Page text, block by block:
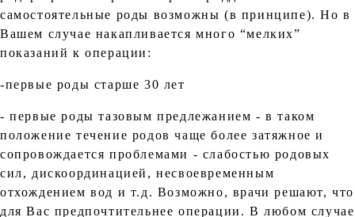
самостоятельные роды возможны (в принципе). Но в
Вашем случае накапливается много “мелких”
показаний к операции:
-первые роды старше 30 лет
- первые роды тазовым предлежанием - в таком
положение течение родов чаще более затяжное и
сопровождается проблемами - слабостью родовых
сил, дискоординацией, несвоевременным
отхождением вод и т.д. Возможно, врачи решают, что
для Вас предпочтительнее операции. В любом случае